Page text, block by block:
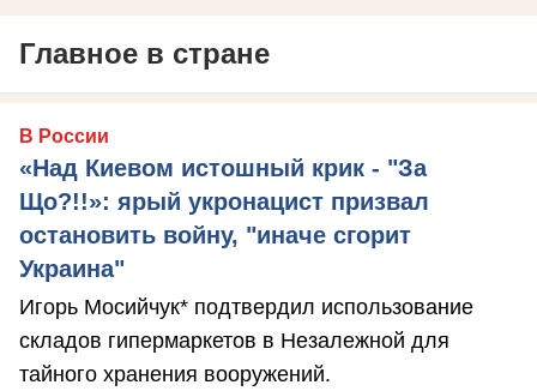
Главное в стране
В России
«Над Киевом истошный крик - "За
Що?!!»: ярый укронацист призвал
остановить войну, "иначе сгорит
Украина"
Игорь Мосийчук* подтвердил использование
складов гипермаркетов в Незалежной для
тайного хранения вооружений.